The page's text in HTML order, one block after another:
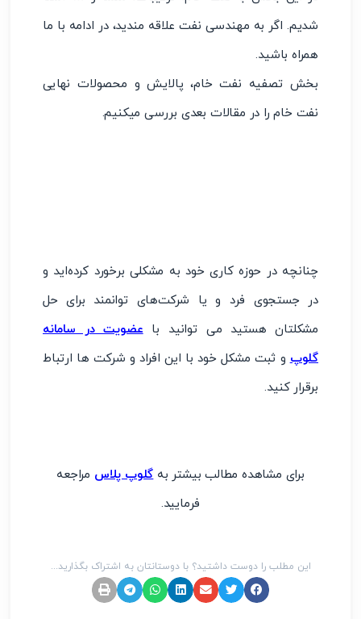
شدیم. اگر به مهندسی نفت علاقه مندید، در ادامه با ما
همراه باشید.
بخش تصفیه نفت خام، پالایش و محصولات نهایی
نفت خام را در مقالات بعدی بررسی میکنیم.
چنانچه در حوزه کاری خود به مشکلی برخورد کرده‌اید و
در جستجوی فرد و یا شرکت‌های توانمند برای حل
مشکلتان هستید می توانید باعضویت در سامانه
گلوپو ثبت مشکل خود با این افراد و شرکت ها ارتباط
برقرار کنید.
برای مشاهده مطالب بیشتر بهگلوپ پلاس مراجعه
فرمایید.
این مطلب را دوست داشتید؟ با دوستانتان به اشتراک بگذارید...